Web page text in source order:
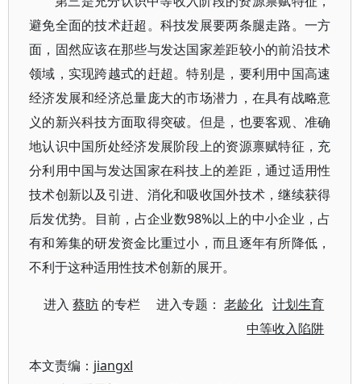
避免全面的技术赶超。科技发展要两条腿走路。一方
面，固然应该在那些与发达国家差距较小的前沿技术
领域，实现跨越式的赶超。特别是，要利用中国高速
经济发展和经济总量庞大的市场潜力，在具有战略意
义的新兴科技方面取得突破。但是，也要客观、准确
地认识中国所处经济发展阶段上的资源禀赋特征，充
分利用中国与发达国家在科技上的差距，通过适用性
技术创新以及引进、消化和吸收国外技术，继续获得
后发优势。目前，占企业数98%以上的中小企业，占
有和筹集的研发资金比重过小，而且逐年有所降低，
不利于这种适用性技术创新的展开。
进入蔡昉 的专栏 进入专题：老龄化 计划生育
中等收入陷阱
本文责编： jiangxl